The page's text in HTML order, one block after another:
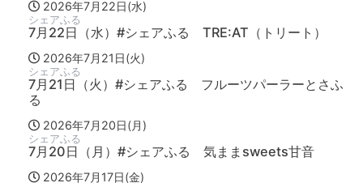
2026年7月22日(水)
シェアふる
7月22日（水）#シェアふる TRE:AT（トリート）
2026年7月21日(火)
シェアふる
7月21日（火）#シェアふる フルーツパーラーとさふ
る
2026年7月20日(月)
シェアふる
7月20日（月）#シェアふる 気ままsweets甘音
2026年7月17日(金)